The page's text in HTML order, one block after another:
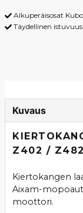
Alkuperäisosat
Täydellinen
Kuvaus
Z402 / Z482
Kiertokangen
Aixam-
moottori.